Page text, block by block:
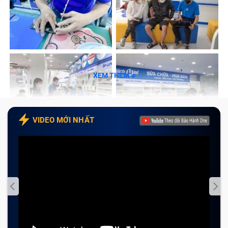
nứt vỡ sắc nhọn, mang lại cảm giác thoải mái.
Tăng giá trị kinh tế của máy:Giữ cho thiết bị luôn
có giá trị cao khi có nhu cầu nhượng lại.
XEM THÊM
VIDEO MỚI NHẤT